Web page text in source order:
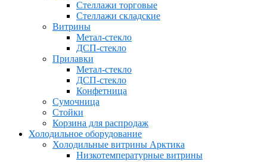
Стеллажи торговые
Стеллажи складские
Витрины
Метал-стекло
ДСП-стекло
Прилавки
Метал-стекло
ДСП-стекло
Конфетница
Сумочница
Стойки
Корзина для распродаж
Холодильное оборудование
Холодильные витрины Арктика
Низкотемпературные витрины